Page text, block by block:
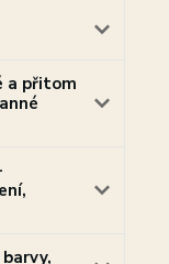
a přitom